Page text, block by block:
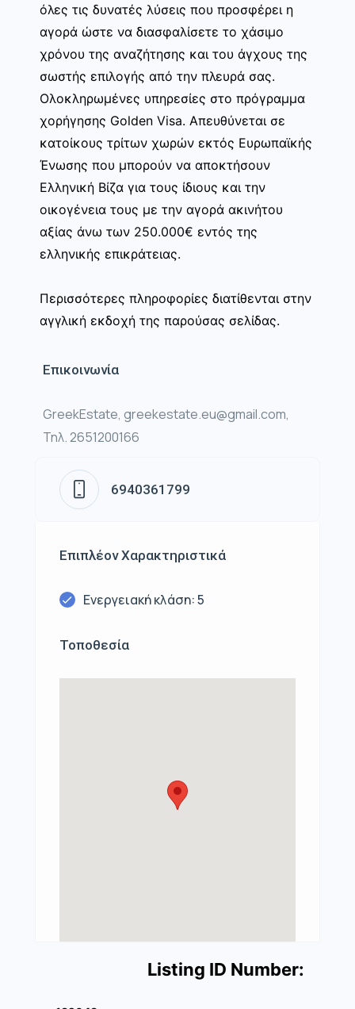
όλες τις δυνατές λύσεις που προσφέρει η
αγορά ώστε να διασφαλίσετε το χάσιμο
χρόνου της αναζήτησης και του άγχους της
σωστής επιλογής από την πλευρά σας.
Ολοκληρωμένες υπηρεσίες στο πρόγραμμα
χορήγησης Golden Visa. Απευθύνεται σε
κατοίκους τρίτων χωρών εκτός Ευρωπαϊκής
Ένωσης που μπορούν να αποκτήσουν
Ελληνική Βίζα για τους ίδιους και την
οικογένεια τους με την αγορά ακινήτου
αξίας άνω των 250.000€ εντός της
ελληνικής επικράτειας.
Περισσότερες πληροφορίες διατίθενται στην
αγγλική εκδοχή της παρούσας σελίδας.
Επικοινωνία
GreekEstate, greekestate.eu@gmail.com,
Τηλ. 2651200166
6940361799
Επιπλέον Χαρακτηριστικά
Ενεργειακή κλάση: 5
Τοποθεσία
Listing ID Number: